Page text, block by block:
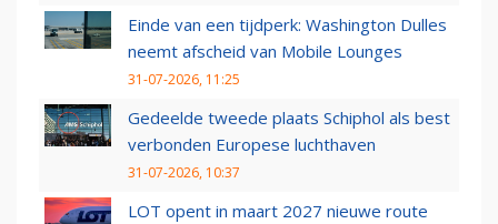
Einde van een tijdperk: Washington Dulles
neemt afscheid van Mobile Lounges
31-07-2026, 11:25
Gedeelde tweede plaats Schiphol als best
verbonden Europese luchthaven
31-07-2026, 10:37
LOT opent in maart 2027 nieuwe route